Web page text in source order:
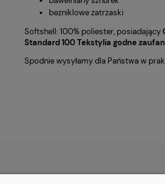
bezniklowe zatrzaski
Softshell: 100% poliester, posiadający
Standard 100 Tekstylia godne
Spodnie wysyłamy dla Państwa w